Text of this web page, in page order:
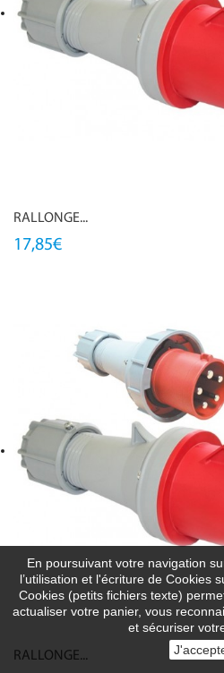
RALLONGE...
17,85€
RALLONGE...
En poursuivant votre navigation
l’utilisation et l'écriture de Cookies
Cookies (petits fichiers texte)
actualiser votre panier, vous
et sécuriser